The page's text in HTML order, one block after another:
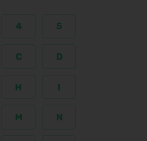
4 5
C D
H I
M N